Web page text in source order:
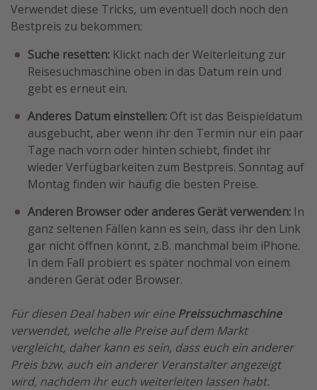
Verwendet diese Tricks, um eventuell doch noch den
Bestpreis zu bekommen:
Suche resetten: Klickt nach der Weiterleitung zur
Reisesuchmaschine oben in das Datum rein und
gebt es erneut ein.
Anderes Datum einstellen: Oft ist das Beispieldatum
ausgebucht, aber wenn ihr den Termin nur ein paar
Tage nach vorn oder hinten schiebt, findet ihr
wieder Verfügbarkeiten zum Bestpreis. Sonntag auf
Montag finden wir häufig die besten Preise.
Anderen Browser oder anderes Gerät verwenden: In
ganz seltenen Fällen kann es sein, dass ihr den Link
gar nicht öffnen könnt, z.B. manchmal beim iPhone.
In dem Fall probiert es später nochmal von einem
anderen Gerät oder Browser.
Für diesen Deal haben wir einePreissuchmaschine
verwendet, welche alle Preise auf dem Markt
vergleicht, daher kann es sein, dass euch ein anderer
Preis bzw. auch ein anderer Veranstalter angezeigt
wird, nachdem ihr euch weiterleiten lassen habt.